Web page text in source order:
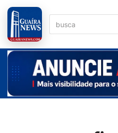
Pular
para
o
conteúdo